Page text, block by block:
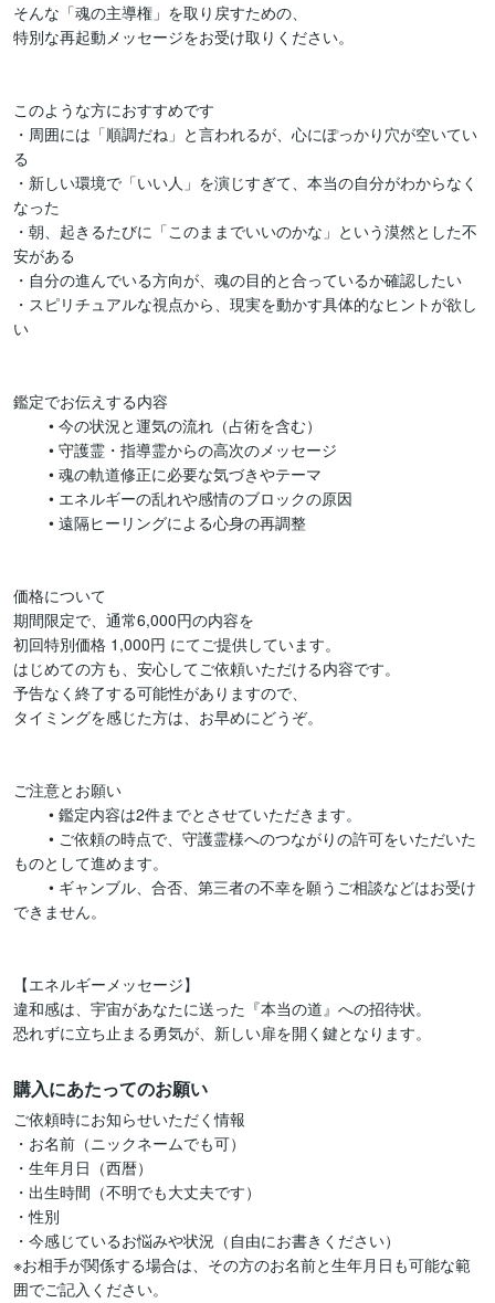
そんな「魂の主導権」を取り戻すための、
特別な再起動メッセージをお受け取りください。
このような方におすすめです
・周囲には「順調だね」と言われるが、心にぽっかり穴が空いてい
る
・新しい環境で「いい人」を演じすぎて、本当の自分がわからなく
なった
・朝、起きるたびに「このままでいいのかな」という漠然とした不
安がある
・自分の進んでいる方向が、魂の目的と合っているか確認したい
・スピリチュアルな視点から、現実を動かす具体的なヒントが欲し
い
鑑定でお伝えする内容
価格について
期間限定で、通常6,000円の内容を
初回特別価格 1,000円 にてご提供しています。
はじめての方も、安心してご依頼いただける内容です。
予告なく終了する可能性がありますので、
タイミングを感じた方は、お早めにどうぞ。
ご注意とお願い
ものとして進めます。
できません。
【エネルギーメッセージ】
違和感は、宇宙があなたに送った『本当の道』への招待状。
購入にあたってのお願い
ご依頼時にお知らせいただく情報
・お名前（ニックネームでも可）
・生年月日（西暦）
・出生時間（不明でも大丈夫です）
・性別
・今感じているお悩みや状況（自由にお書きください）
※お相手が関係する場合は、その方のお名前と生年月日も可能な範
囲でご記入ください。